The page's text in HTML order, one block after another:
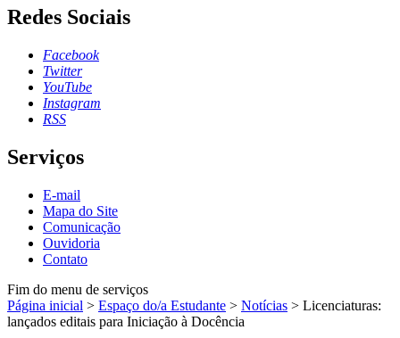
Redes Sociais
Facebook
Twitter
YouTube
Instagram
RSS
Serviços
E-mail
Mapa do Site
Comunicação
Ouvidoria
Contato
Fim do menu de serviços
Página inicial > Espaço do/a Estudante > Notícias > Licenciaturas:
lançados editais para Iniciação à Docência